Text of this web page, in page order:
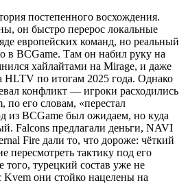
постепенного восхождения.
он быстро перерос локальные
европейских команд, но реальный
в BCGame. Там он набил руку на
хайлайтами на Mirage, и даже
HLTV по итогам 2025 года. Однако
конфликт — игроки расходились
его словам, «перестал
из BCGame был ожидаем, но куда
Falcons предлагали деньги, NAVI
Fire дали то, что дороже: чёткий
пересмотреть тактику под его
турецкий состав уже не
они стойко нацелены на